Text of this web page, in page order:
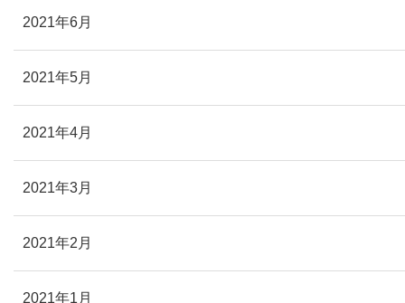
2021年6月
2021年5月
2021年4月
2021年3月
2021年2月
2021年1月